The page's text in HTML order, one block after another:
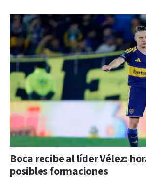
Boca recibe al líder Vélez:
posibles formaciones